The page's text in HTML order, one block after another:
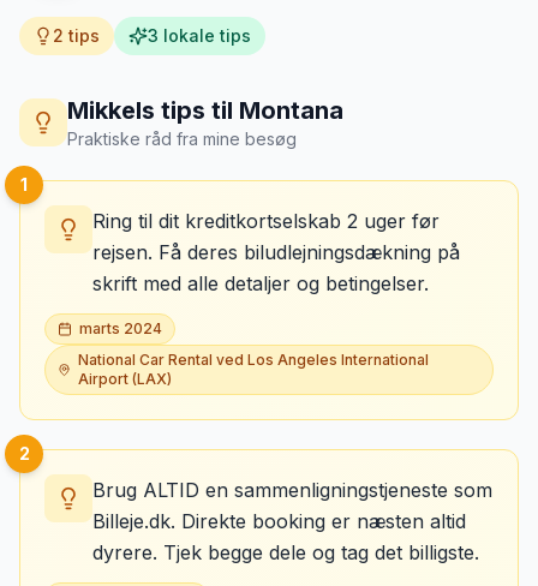
2 tips 3 lokale tips
Mikkels tips til Montana
Praktiske råd fra mine besøg
1
Ring til dit kreditkortselskab 2 uger før
rejsen. Få deres biludlejningsdækning på
skrift med alle detaljer og betingelser.
marts 2024
National Car Rental ved Los Angeles International
Airport (LAX)
2
Brug ALTID en sammenligningstjeneste som
Billeje.dk. Direkte booking er næsten altid
dyrere. Tjek begge dele og tag det billigste.